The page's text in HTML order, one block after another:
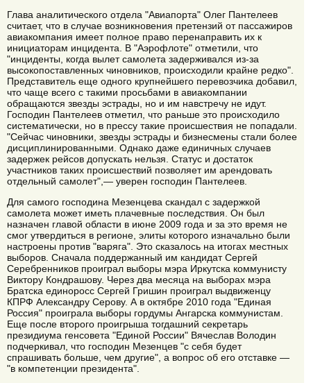
Глава аналитического отдела "Авиапорта" Олег Пантелеев
считает, что в случае возникновения претензий от пассажиров
авиакомпания имеет полное право перенаправить их к
инициаторам инцидента. В "Аэрофлоте" отметили, что
"инциденты, когда вылет самолета задерживался из-за
высокопоставленных чиновников, происходили крайне редко".
Представитель еще одного крупнейшего перевозчика добавил,
что чаще всего с такими просьбами в авиакомпании
обращаются звезды эстрады, но и им навстречу не идут.
Господин Пантелеев отметил, что раньше это происходило
систематически, но в прессу такие происшествия не попадали.
"Сейчас чиновники, звезды эстрады и бизнесмены стали более
дисциплинированными. Однако даже единичных случаев
задержек рейсов допускать нельзя. Статус и достаток
участников таких происшествий позволяет им арендовать
отдельный самолет",— уверен господин Пантелеев.
Для самого господина Мезенцева скандал с задержкой
самолета может иметь плачевные последствия. Он был
назначен главой области в июне 2009 года и за это время не
смог утвердиться в регионе, элиты которого изначально были
настроены против "варяга". Это сказалось на итогах местных
выборов. Сначала поддержанный им кандидат Сергей
Серебренников проиграл выборы мэра Иркутска коммунисту
Виктору Кондрашову. Через два месяца на выборах мэра
Братска единоросс Сергей Гришин проиграл выдвиженцу
КПРФ Александру Серову. А в октябре 2010 года "Единая
Россия" проиграла выборы гордумы Ангарска коммунистам.
Еще после второго проигрыша тогдашний секретарь
президиума генсовета "Единой России" Вячеслав Володин
подчеркивал, что господин Мезенцев "с себя будет
спрашивать больше, чем другие", а вопрос об его отставке —
"в компетенции президента".